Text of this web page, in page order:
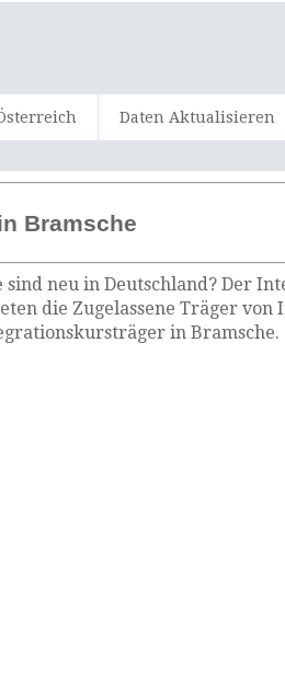
Daten Aktualisieren
Bramsche
neu in Deutschland? Der
die Zugelassene Träger von
in Bramsche.